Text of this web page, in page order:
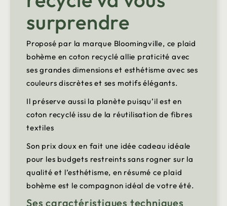
surprendre
Proposé par la marque Bloomingville, ce plaid
bohème en coton recyclé allie praticité avec
ses grandes dimensions et esthétisme avec ses
couleurs discrètes et ses motifs élégants.
Il préserve aussi la planète puisqu’il est en
coton recyclé issu de la réutilisation de fibres
textiles
Son prix doux en fait une idée cadeau idéale
pour les budgets restreints sans rogner sur la
qualité et l’esthétisme, en résumé ce plaid
bohème est le compagnon idéal de votre été.
Ses caractéristiques techniques